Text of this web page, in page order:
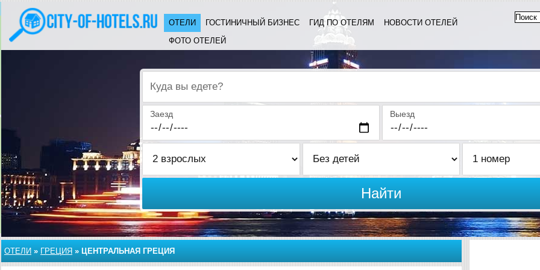
ОТЕЛИ ГОСТИНИЧНЫЙ БИЗНЕС ГИД ПО ОТЕЛЯМ
НОВОСТИ ОТЕЛЕЙ
ФОТО ОТЕЛЕЙ
Куда вы едете?
Заезд Выезд
Найти
ОТЕЛИ » ГРЕЦИЯ » ЦЕНТРАЛЬНАЯ ГРЕЦИЯ